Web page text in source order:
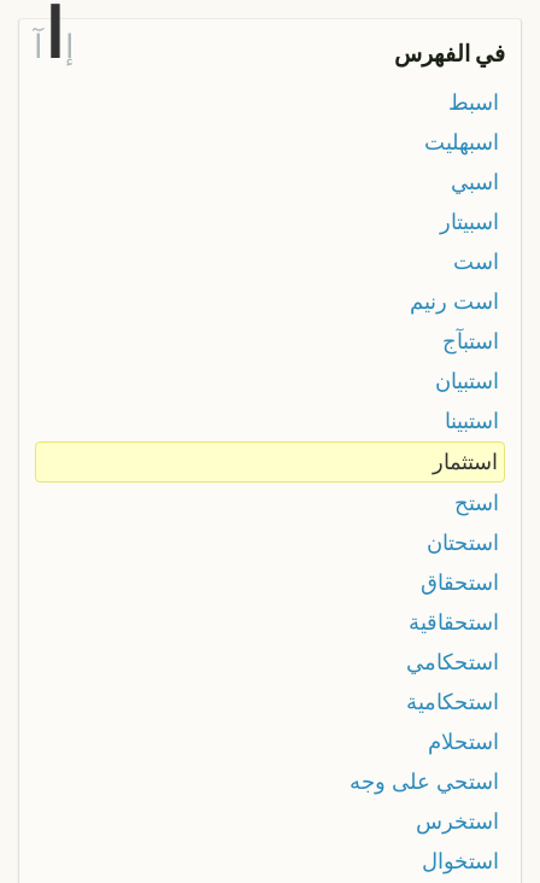
في الفهرس إ آ
اسبط
اسبهليت
اسبي
اسبيتار
است
است رنيم
استبآج
استبيان
استبينا
استثمار
استح
استحتان
استحقاق
استحقاقية
استحكامي
استحكامية
استحلام
استحي على وجه
استخرس
استخوال